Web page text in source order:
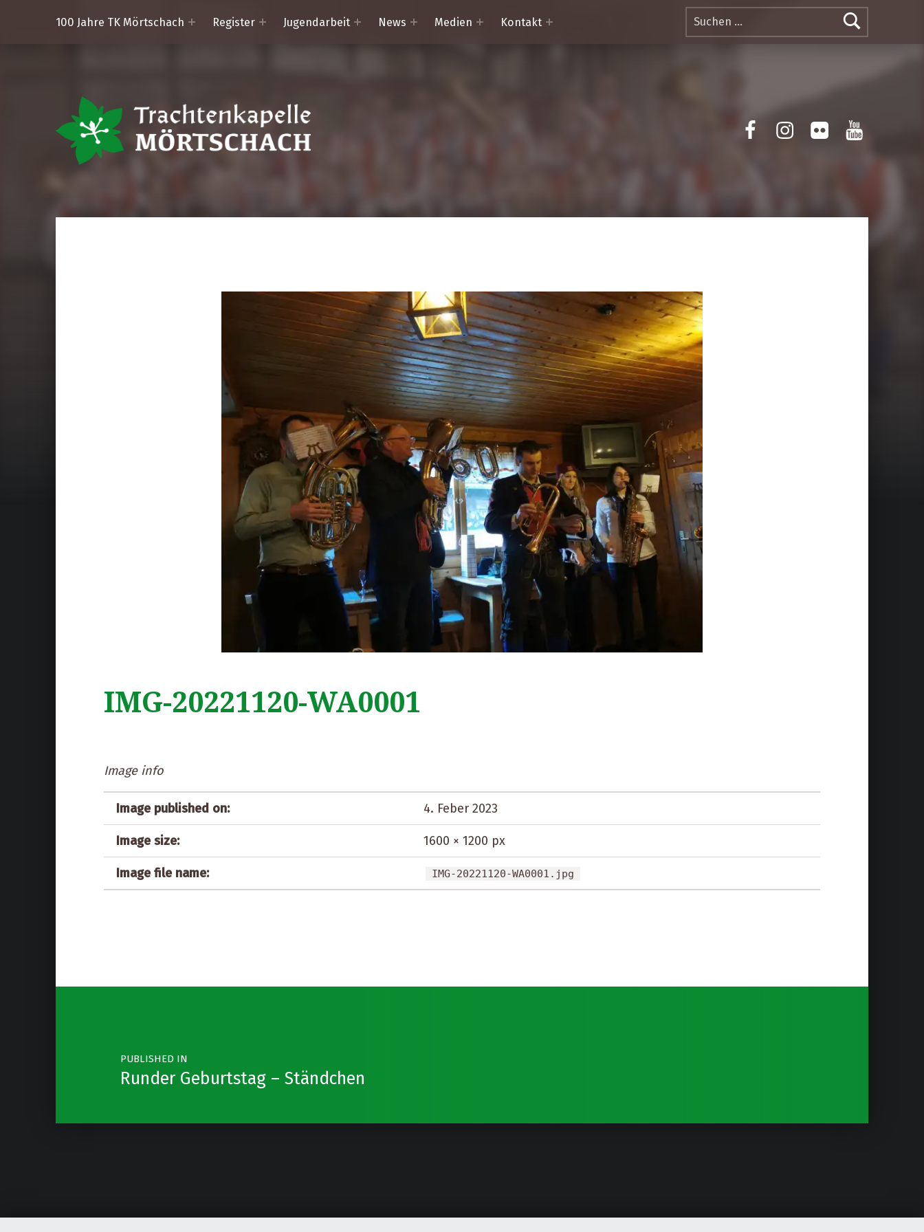
Suchen nach:
100 Jahre TK Mörtschach
Register Jugendarbeit News Medien Kontakt
Facebook
Instagram
FlickrYotube
IMG-20221120-WA0001
Image info
Image published on: 4. Feber 2023
Image size: 1600 × 1200 px
Image file name: IMG-20221120-WA0001.jpg
Post navigation
PUBLISHED IN
Runder Geburtstag – Ständchen